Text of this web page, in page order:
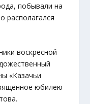
побывали на
располагался
воскресной
«Казачьи
юбилею